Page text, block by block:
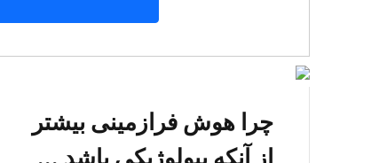
چرا هوش فرازمینی بیشتر
از آنکه بیولوژیکی باشد ...